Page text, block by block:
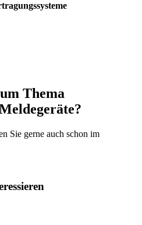
Thema
Sie gerne auch schon im